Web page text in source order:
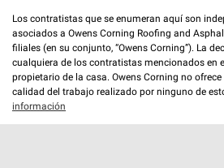
Los contratistas que se enumeran aquí son
asociados a Owens Corning Roofing and
filiales (en su conjunto, “Owens Corning”). La
cualquiera de los contratistas mencionados en
propietario de la casa. Owens Corning no
calidad del trabajo realizado por ninguno de
información